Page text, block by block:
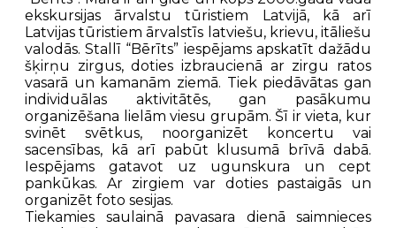
ekskursijas ārvalstu tūristiem Latvijā, kā arī
Latvijas tūristiem ārvalstīs latviešu, krievu, itāliešu
valodās. Stallī “Bērīts” iespējams apskatīt dažādu
šķirņu zirgus, doties izbraucienā ar zirgu ratos
vasarā un kamanām ziemā. Tiek piedāvātas gan
individuālas aktivitātēs, gan pasākumu
organizēšana lielām viesu grupām. Šī ir vieta, kur
svinēt svētkus, noorganizēt koncertu vai
sacensības, kā arī pabūt klusumā brīvā dabā.
Iespējams gatavot uz ugunskura un cept
pankūkas. Ar zirgiem var doties pastaigās un
organizēt foto sesijas.
Tiekamies saulainā pavasara dienā saimnieces